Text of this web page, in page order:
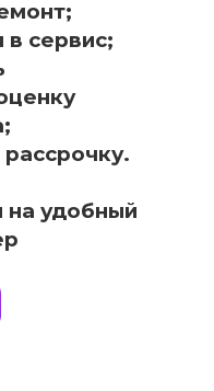
в сервис;
рассрочку.
на удобный